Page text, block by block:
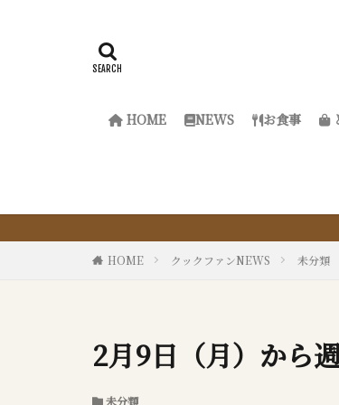
HOME NEWS お食事
HOME クックファンNEWS 未分類
2月9日（月）から
未分類